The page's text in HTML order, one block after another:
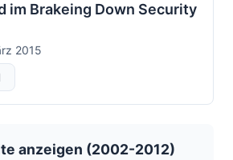
im Brakeing Down Security
2015
anzeigen (2002-2012)